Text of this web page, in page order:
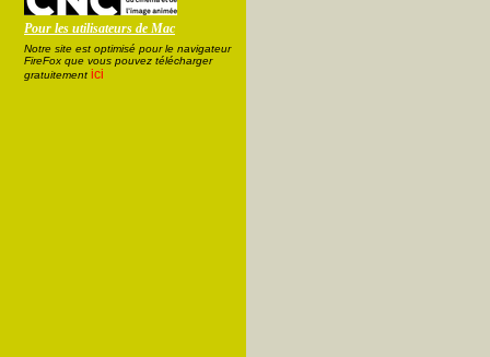
Pour les utilisateurs de Mac
Notre site est optimisé pour le navigateur
FireFox que vous pouvez télécharger
gratuitement ici